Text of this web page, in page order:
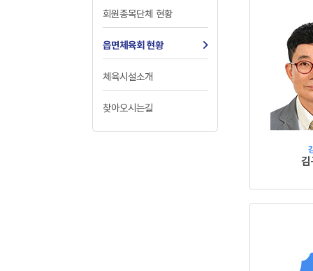
회원종목단체 현황
읍면체육회 현황
체육시설소개
찾아오시는길